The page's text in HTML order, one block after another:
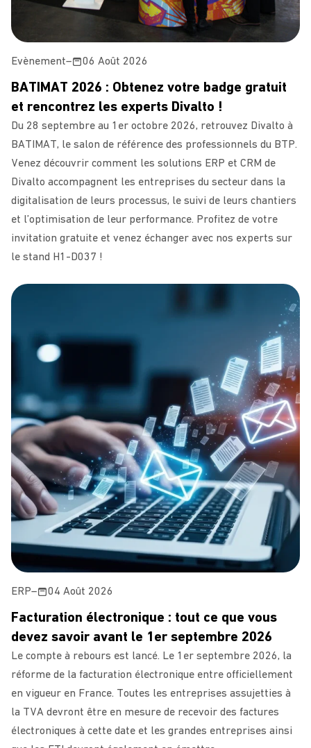
Evènement– 06 Août 2026
BATIMAT 2026 : Obtenez votre badge gratuit
et rencontrez les experts Divalto !
Du 28 septembre au 1er octobre 2026, retrouvez Divalto à
BATIMAT, le salon de référence des professionnels du BTP.
Venez découvrir comment les solutions ERP et CRM de
Divalto accompagnent les entreprises du secteur dans la
digitalisation de leurs processus, le suivi de leurs chantiers
et l’optimisation de leur performance. Profitez de votre
invitation gratuite et venez échanger avec nos experts sur
le stand H1-D037 !
ERP– 04 Août 2026
Facturation électronique : tout ce que vous
devez savoir avant le 1er septembre 2026
Le compte à rebours est lancé. Le 1er septembre 2026, la
réforme de la facturation électronique entre officiellement
en vigueur en France. Toutes les entreprises assujetties à
la TVA devront être en mesure de recevoir des factures
électroniques à cette date et les grandes entreprises ainsi